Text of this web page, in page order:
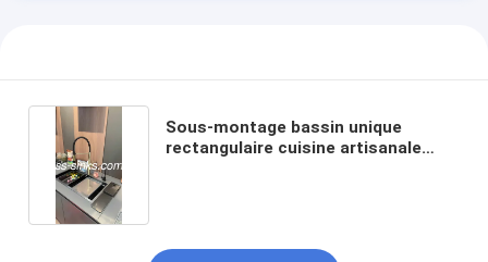
Sous-montage bassin unique
rectangulaire cuisine artisanale